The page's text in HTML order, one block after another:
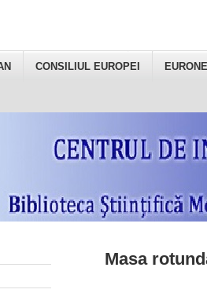
CONSILIUL EUROPEI
Masa